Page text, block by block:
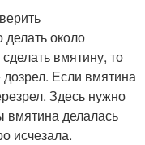
около
вмятину, то
дозрел. Если вмятина
Здесь нужно
вмятина делалась
исчезала.